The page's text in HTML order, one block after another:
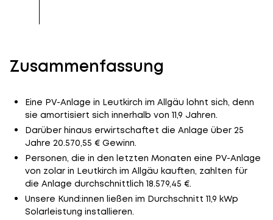
Zusammenfassung
Eine PV-Anlage in Leutkirch im Allgäu lohnt sich, denn
sie amortisiert sich innerhalb von 11,9 Jahren.
Darüber hinaus erwirtschaftet die Anlage über 25
Jahre 20.570,55 € Gewinn.
Personen, die in den letzten Monaten eine PV-Anlage
von zolar in Leutkirch im Allgäu kauften, zahlten für
die Anlage durchschnittlich 18.579,45 €.
Unsere Kund:innen ließen im Durchschnitt 11,9 kWp
Solarleistung installieren.